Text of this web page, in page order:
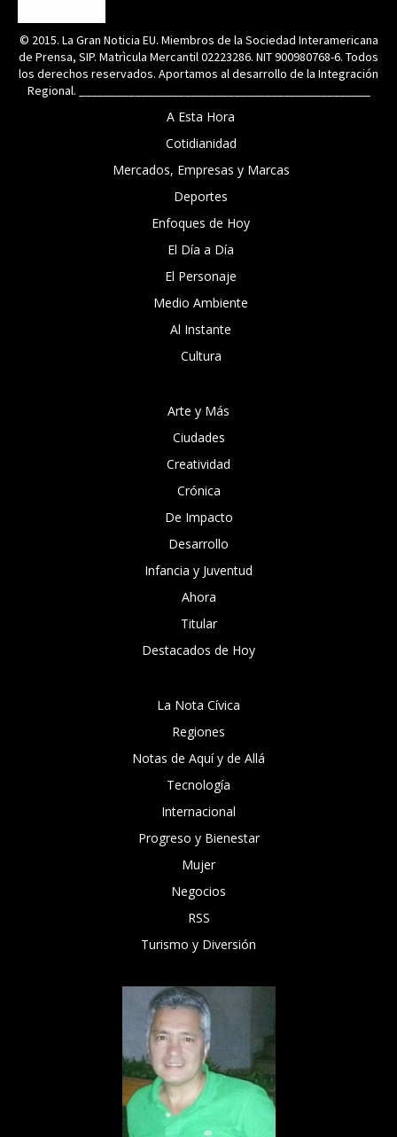
© 2015. La Gran Noticia EU. Miembros de la Sociedad Interamericana
de Prensa, SIP. Matrìcula Mercantil 02223286. NIT 900980768-6. Todos
los derechos reservados. Aportamos al desarrollo de la Integración
Regional. _______________________________________________
A Esta Hora
Cotidianidad
Mercados, Empresas y Marcas
Deportes
Enfoques de Hoy
El Día a Día
El Personaje
Medio Ambiente
Al Instante
Cultura
Arte y Más
Ciudades
Creatividad
Crónica
De Impacto
Desarrollo
Infancia y Juventud
Ahora
Titular
Destacados de Hoy
La Nota Cívica
Regiones
Notas de Aquí y de Allá
Tecnología
Internacional
Progreso y Bienestar
Mujer
Negocios
RSS
Turismo y Diversión